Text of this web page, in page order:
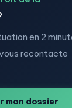
en 2
recontacte
mon dossier